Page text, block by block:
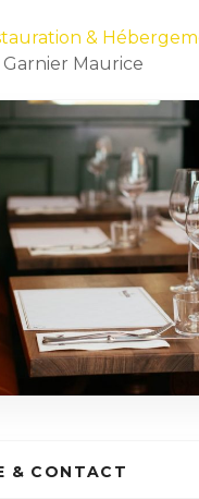
&
Garnier Maurice
& CONTACT